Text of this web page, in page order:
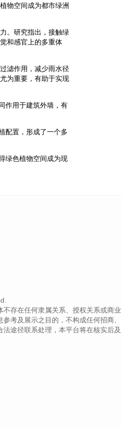
物空间成为都市绿洲
。研究指出，接触绿
和感官上的多重体
滤作用，减少雨水径
为重要，有助于实现
作用于建筑外墙，有
配置，形成了一个多
绿色植物空间成为现
存在任何隶属关系、授权关系或商业
考及展示之目的，不构成任何招商、
途径联系处理，本平台将在核实后及